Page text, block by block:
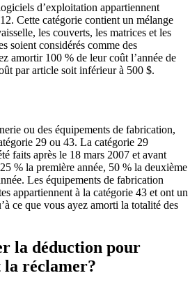
d’exploitation appartiennent
Cette catégorie contient un mélange
les couverts, les matrices et les
soient considérés comme des
amortir 100 % de leur coût l’année de
par article soit inférieur à 500 $.
ou des équipements de fabrication,
29 ou 43. La catégorie 29
faits après le 18 mars 2007 et avant
% la première année, 50 % la deuxième
Les équipements de fabrication
appartiennent à la catégorie 43 et ont un
ce que vous ayez amorti la totalité des
la déduction pour
la réclamer?